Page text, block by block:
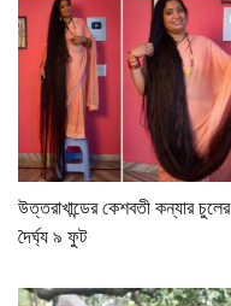
উত্তরাখান্ডের কেশবতী কন্যার চুলের
দৈর্ঘ্য ৯ ফুট